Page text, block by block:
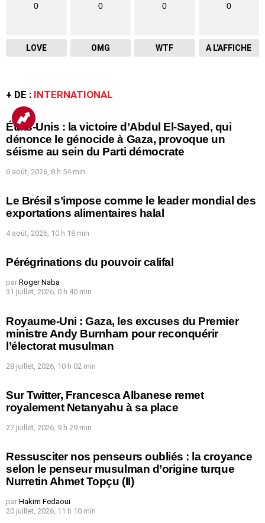
0
LOVE
0
OMG
0
WTF
0
A L'AFFICHE
+ DE : INTERNATIONAL
États-Unis : la victoire d’Abdul El-Sayed, qui
dénonce le génocide à Gaza, provoque un
séisme au sein du Parti démocrate
6 août, 2026, 8 h 54 min
Le Brésil s’impose comme le leader mondial des
exportations alimentaires halal
4 août, 2026, 10 h 18 min
Pérégrinations du pouvoir califal
par Roger Naba
31 juillet, 2026, 0 h 40 min
Royaume-Uni : Gaza, les excuses du Premier
ministre Andy Burnham pour reconquérir
l’électorat musulman
28 juillet, 2026, 10 h 02 min
Sur Twitter, Francesca Albanese remet
royalement Netanyahu à sa place
27 juillet, 2026, 9 h 29 min
Ressusciter nos penseurs oubliés : la croyance
selon le penseur musulman d’origine turque
Nurretin Ahmet Topçu (II)
par Hakim Fedaoui
20 juillet, 2026, 11 h 10 min